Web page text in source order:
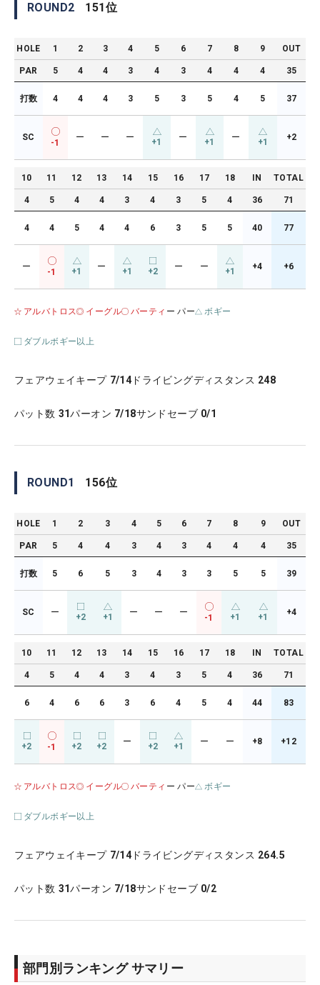
ROUND2 151 位
HOLE 1 2 3 4 5 6 7 8 9 OUT
PAR 5 4 4 3 4 3 4 4 4 35
打数 4 4 4 3 5 3 5 4 5 37
SC
-1
ー ー ー +1 ー +1 ー +1 +2
10 11 12 13 14 15 16 17 18 IN TOTAL
4 5 4 4 3 4 3 5 4 36 71
4 4 5 4 4 6 3 5 5 40 77
ー
-1 +1 ー +1 +2 ー ー +1 +4 +6
アルバトロス イーグル バーティ ー パー ボギー
ダブルボギー以上
フェアウェイキープ 7/14 ドライビングディスタンス 248
パット数 31パーオン 7/18サンドセーブ 0/1
ROUND1 156位
HOLE 1 2 3 4 5 6 7 8 9 OUT
PAR 5 4 4 3 4 3 4 4 4 35
打数 5 6 5 3 4 3 3 5 5 39
SC ー +2 +1 ー ー ー
-1 +1 +1 +4
10 11 12 13 14 15 16 17 18 IN TOTAL
4 5 4 4 3 4 3 5 4 36 71
6 4 6 6 3 6 4 5 4 44 83
+2 -1 +2 +2 ー +2 +1 ー ー +8 +12
アルバトロス イーグル バーティ ー パー ボギー
ダブルボギー以上
フェアウェイキープ 7/14 ドライビングディスタンス 264.5
パット数 31パーオン 7/18サンドセーブ 0/2
部門別ランキング サマリー